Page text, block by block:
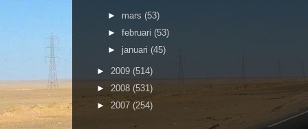
► mars (53)
► februari (53)
► januari (45)
► 2009 (514)
► 2008 (531)
► 2007 (254)